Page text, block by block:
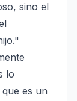
sino el
lo
es un